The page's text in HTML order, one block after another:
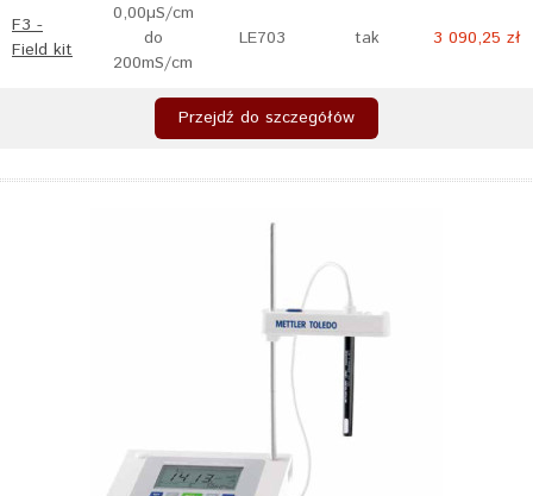
F3 -
Field kit
0,00µS/cm
do
200mS/cm
LE703 tak 3 090,25 zł
Przejdź do szczegółów